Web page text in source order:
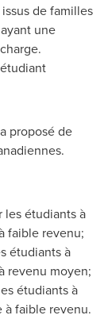
de familles
une
proposé de
étudiants à
faible revenu;
étudiants à
revenu moyen;
étudiants à
faible revenu.